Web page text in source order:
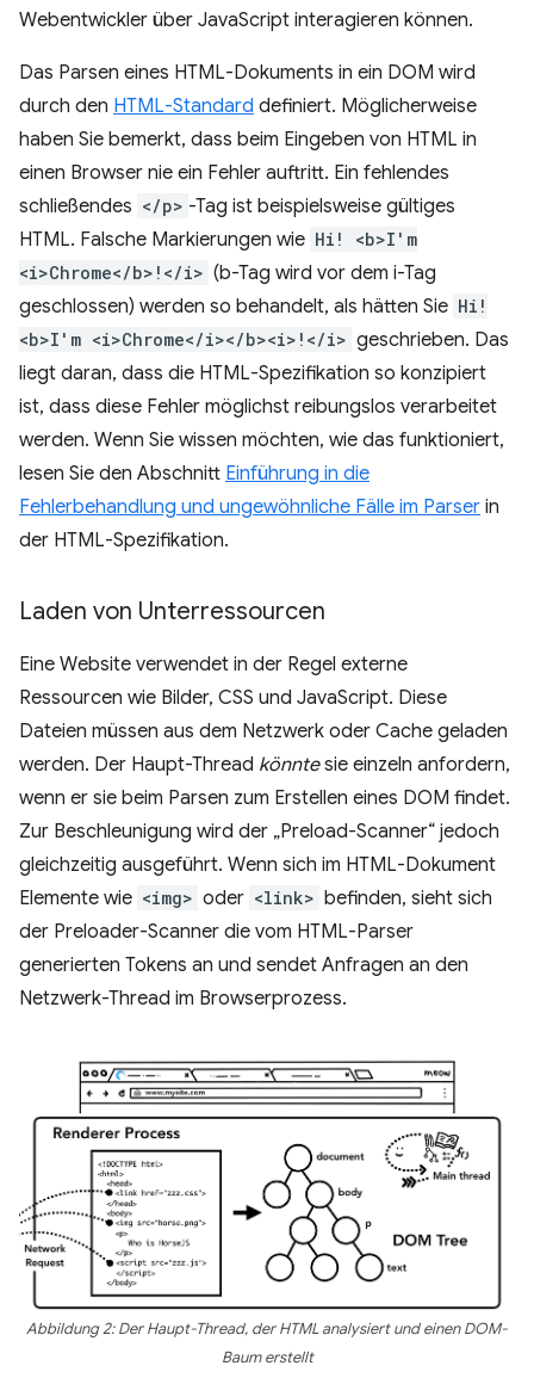
Webentwickler über JavaScript interagieren können.
Das Parsen eines HTML-Dokuments in ein DOM wird
durch den HTML-Standard definiert. Möglicherweise
haben Sie bemerkt, dass beim Eingeben von HTML in
einen Browser nie ein Fehler auftritt. Ein fehlendes
schließendes </p> -Tag ist beispielsweise gültiges
HTML. Falsche Markierungen wie Hi! <b>I'm
<i>Chrome</b>!</i> (b-Tag wird vor dem i-Tag
geschlossen) werden so behandelt, als hätten Sie Hi!
<b>I'm <i>Chrome</i></b><i>!</i> geschrieben. Das
liegt daran, dass die HTML-Spezifikation so konzipiert
ist, dass diese Fehler möglichst reibungslos verarbeitet
werden. Wenn Sie wissen möchten, wie das funktioniert,
lesen Sie den Abschnitt Einführung in die
Fehlerbehandlung und ungewöhnliche Fälle im Parser in
der HTML-Spezifikation.
Laden von Unterressourcen
Eine Website verwendet in der Regel externe
Ressourcen wie Bilder, CSS und JavaScript. Diese
Dateien müssen aus dem Netzwerk oder Cache geladen
werden. Der Haupt-Thread könntesie einzeln anfordern,
wenn er sie beim Parsen zum Erstellen eines DOM findet.
Zur Beschleunigung wird der „Preload-Scanner“ jedoch
gleichzeitig ausgeführt. Wenn sich im HTML-Dokument
Elemente wie <img> oder <link> befinden, sieht sich
der Preloader-Scanner die vom HTML-Parser
generierten Tokens an und sendet Anfragen an den
Netzwerk-Thread im Browserprozess.
Abbildung 2: Der Haupt-Thread, der HTML analysiert und einen DOM-
Baum erstellt